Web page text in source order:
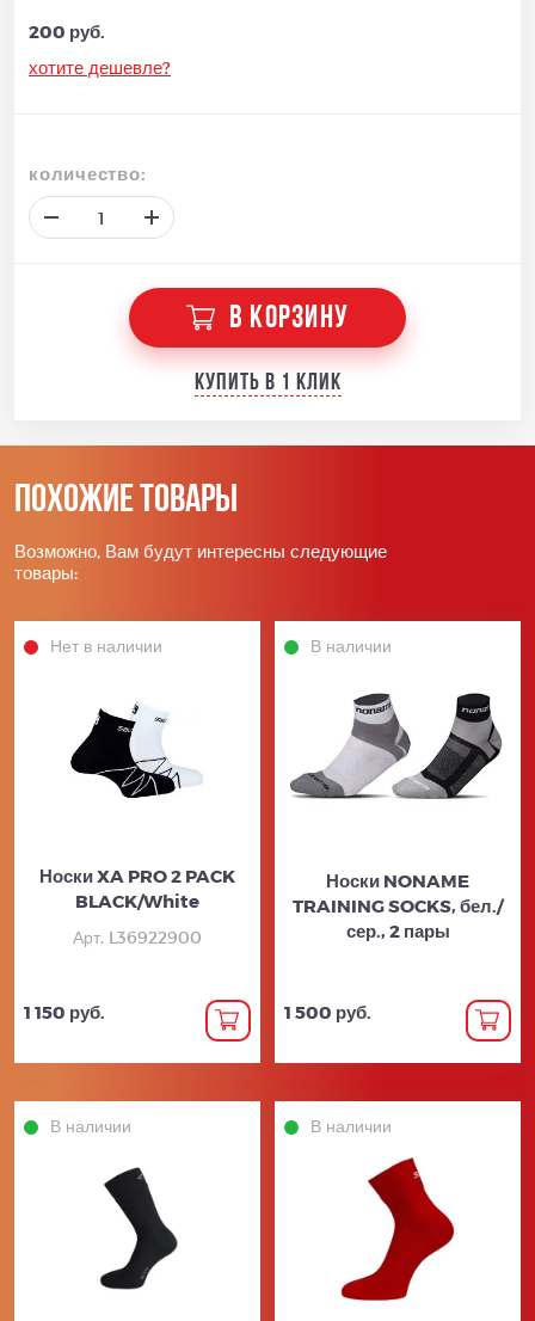
200 руб.
хотите дешевле?
количество:
В КОРЗИНУ
Купить в 1 клик
Похожие товары
Возможно, Вам будут интересны следующие
товары:
Нет в наличии
Носки XA PRO 2 PACK
BLACK/White
Арт. L36922900
1 150 руб.
В наличии
Носки NONAME
TRAINING SOCKS, бел./
сер., 2 пары
1 500 руб.
В наличии В наличии